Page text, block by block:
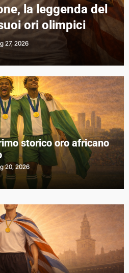
primo storico oro
olimpico
20, 2026
storico oro africano
20, 2026